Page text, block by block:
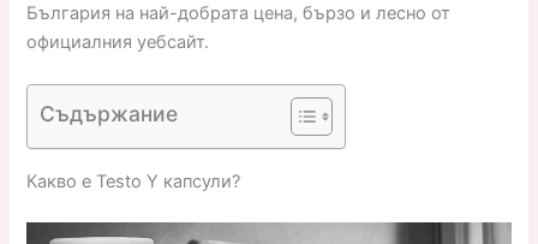
България на най-добрата цена, бързо и лесно от
официалния уебсайт.
Съдържание
Какво е Testo Y капсули?